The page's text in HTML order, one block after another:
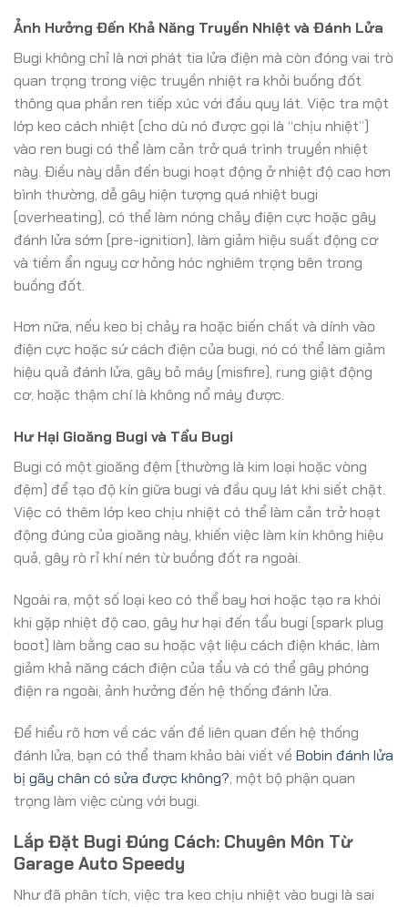
Ảnh Hưởng Đến Khả Năng Truyền Nhiệt và Đánh Lửa
Bugi không chỉ là nơi phát tia lửa điện mà còn đóng vai trò
quan trọng trong việc truyền nhiệt ra khỏi buồng đốt
thông qua phần ren tiếp xúc với đầu quy lát. Việc tra một
lớp keo cách nhiệt (cho dù nó được gọi là “chịu nhiệt”)
vào ren bugi có thể làm cản trở quá trình truyền nhiệt
này. Điều này dẫn đến bugi hoạt động ở nhiệt độ cao hơn
bình thường, dễ gây hiện tượng quá nhiệt bugi
(overheating), có thể làm nóng chảy điện cực hoặc gây
đánh lửa sớm (pre-ignition), làm giảm hiệu suất động cơ
và tiềm ẩn nguy cơ hỏng hóc nghiêm trọng bên trong
buồng đốt.
Hơn nữa, nếu keo bị chảy ra hoặc biến chất và dính vào
điện cực hoặc sứ cách điện của bugi, nó có thể làm giảm
hiệu quả đánh lửa, gây bỏ máy (misfire), rung giật động
cơ, hoặc thậm chí là không nổ máy được.
Hư Hại Gioăng Bugi và Tẩu Bugi
Bugi có một gioăng đệm (thường là kim loại hoặc vòng
đệm) để tạo độ kín giữa bugi và đầu quy lát khi siết chặt.
Việc có thêm lớp keo chịu nhiệt có thể làm cản trở hoạt
động đúng của gioăng này, khiến việc làm kín không hiệu
quả, gây rò rỉ khí nén từ buồng đốt ra ngoài.
Ngoài ra, một số loại keo có thể bay hơi hoặc tạo ra khói
khi gặp nhiệt độ cao, gây hư hại đến tẩu bugi (spark plug
boot) làm bằng cao su hoặc vật liệu cách điện khác, làm
giảm khả năng cách điện của tẩu và có thể gây phóng
điện ra ngoài, ảnh hưởng đến hệ thống đánh lửa.
Để hiểu rõ hơn về các vấn đề liên quan đến hệ thống
đánh lửa, bạn có thể tham khảo bài viết về Bobin đánh lửa
bị gãy chân có sửa được không?, một bộ phận quan
trọng làm việc cùng với bugi.
Lắp Đặt Bugi Đúng Cách: Chuyên Môn Từ
Garage Auto Speedy
Như đã phân tích, việc tra keo chịu nhiệt vào bugi là sai